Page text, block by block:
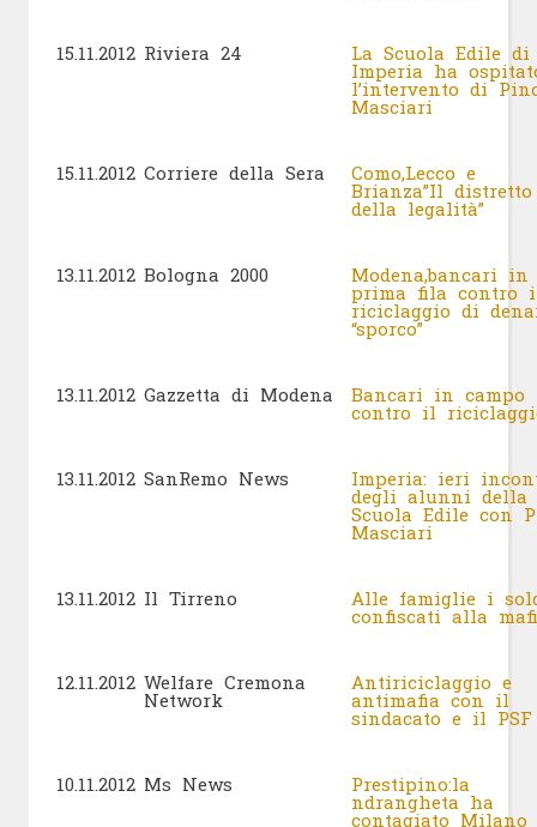
15.11.2012 Riviera 24 La Scuola Edile di
Imperia ha
l’intervento di
Masciari
15.11.2012 Corriere della Sera Como,Lecco e
Brianza”Il distretto
della legalità”
13.11.2012 Bologna 2000 Modena,bancari in
prima fila contro
riciclaggio di
“sporco”
13.11.2012 Gazzetta di Modena Bancari in campo
contro il
13.11.2012 SanRemo News Imperia: ieri
degli alunni della
Scuola Edile con
Masciari
13.11.2012 Il Tirreno Alle famiglie i
confiscati alla
12.11.2012 Welfare Cremona
Network
Antiriciclaggio e
antimafia con il
sindacato e il
10.11.2012 Ms News Prestipino:la
ndrangheta ha
contagiato Milano